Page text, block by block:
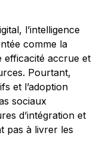
l’intelligence
comme la
efficacité accrue et
Pourtant,
et l’adoption
sociaux
d’intégration et
pas à livrer les